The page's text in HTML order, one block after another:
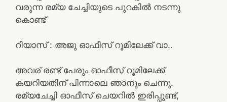
വരുന്ന രമ്യ ചേച്ചിയുടെ പുറകിൽ നടന്നു
കൊണ്ട്
റിയാസ് : അജു ഓഫീസ് റൂമിലേക്ക് വാ..
അവര് രണ്ട് പേരും ഓഫീസ് റൂമിലേക്ക്
കയറിയതിന് പിന്നാലെ ഞാനും ചെന്നു.
രമ്യചേച്ചി ഓഫീസ് ചെയറിൽ ഇരിപ്പുണ്ട്,